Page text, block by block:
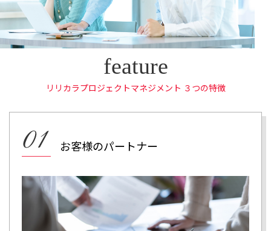
リリカラプロジェクトマネジメント ３つの特徴
お客様のパートナー